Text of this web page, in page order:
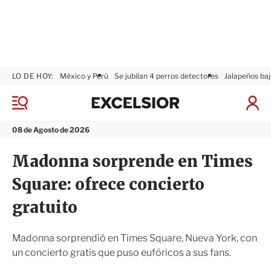
M
n
08 de Agosto de 2026
LO DE HOY: México y Perú Se jubilan 4 perros detectores Jalapeños
I
a
ó
x
i
r
Madonna sorprende en Times
Square: ofrece concierto
gratuito
Madonna sorprendió en Times Square, Nueva York, con
un concierto gratis que puso eufóricos a sus fans.